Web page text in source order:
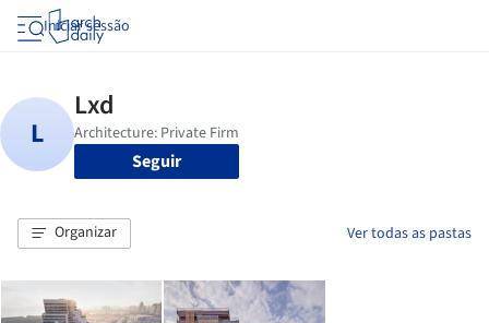
Iniciar sessão
Seguir
Organizar Ver todas as pastas